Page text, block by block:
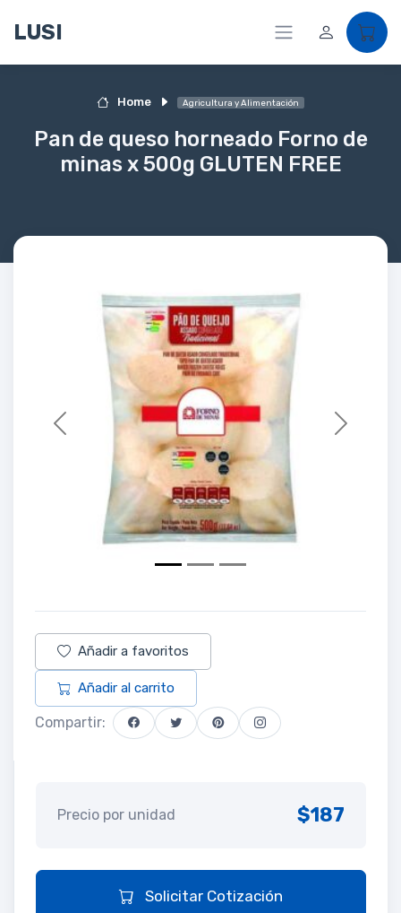
LUSI
Home Agricultura y Alimentación
Pan de queso horneado Forno de
minas x 500g GLUTEN FREE
Previous Next
Añadir a favoritos
Añadir al carrito
Compartir:
Precio por unidad $187
Solicitar Cotización